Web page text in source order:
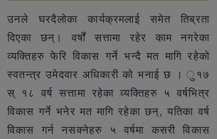
उनले घरदैलोका कार्यक्रमलाई समेत तिब्रता
दिएका छन्। वर्षों सत्तामा रहेर काम नगरेका
व्यक्तिहरु फेरि विकास गर्ने भन्दै मत मागि रहेको
स्वतन्त्र उमेदवार अधिकारी को भनाई छ । ु१७
स् १८ वर्ष सत्तामा रहेका व्यक्तिहरु ५ वर्षभित्र
विकास गर्ने भनेर मत मागि रहेका छन्, यतिका वर्ष
विकास गर्न नसक्नेहरु ५ वर्षमा कसरी विकास